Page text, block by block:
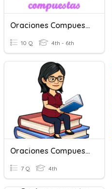
Oraciones Compuestas
10 Q 4th - 6th
Oraciones Compuestas
7 Q 4th